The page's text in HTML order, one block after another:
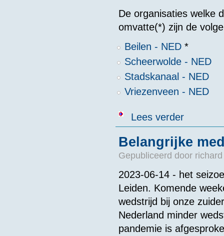
De organisaties welke
omvatte(*) zijn de
Beilen - NED *
Scheerwolde - NED
Stadskanaal - NED
Vriezenveen - NED
Lees verderover Historie
Belangrijke
Gepubliceerd door
2023-06-14 - het
Leiden. Komende
wedstrijd bij onze
Nederland minder
pandemie is